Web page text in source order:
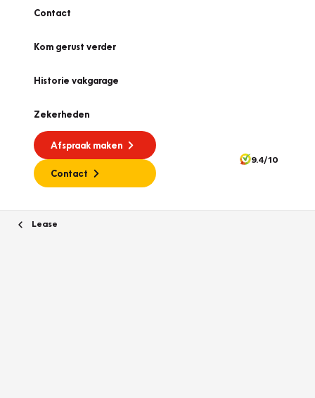
Contact
Kom gerust verder
Historie vakgarage
Zekerheden
Afspraak maken
Contact
9.4/10
Lease